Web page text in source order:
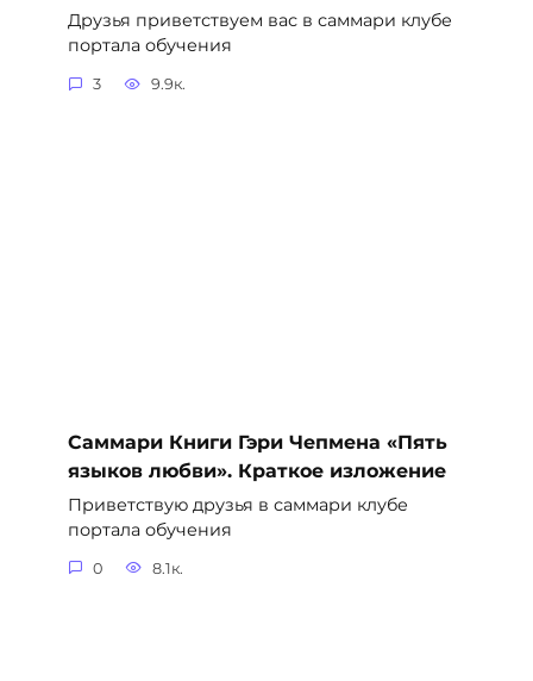
Друзья приветствуем вас в саммари клубе
портала обучения
3 9.9к.
Саммари Книги Гэри Чепмена «Пять
языков любви». Краткое изложение
Приветствую друзья в саммари клубе
портала обучения
0 8.1к.